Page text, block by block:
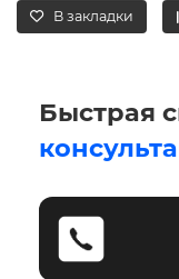
В закладки
Быстрая